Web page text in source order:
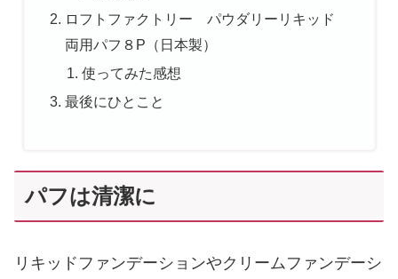
ロフトファクトリー パウダリーリキッド
両用パフ８P（日本製）
使ってみた感想
最後にひとこと
パフは清潔に
リキッドファンデーションやクリームファンデーシ